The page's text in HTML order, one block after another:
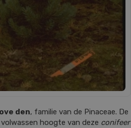
den, familie van de Pinaceae. De
hoogte van deze conifeer